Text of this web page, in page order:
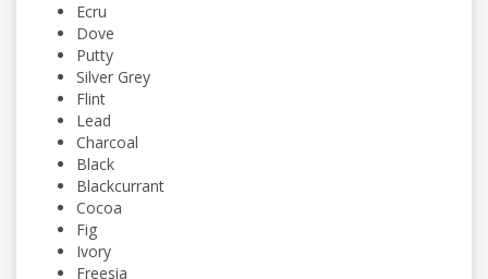
Ecru
Dove
Putty
Silver Grey
Flint
Lead
Charcoal
Black
Blackcurrant
Cocoa
Fig
Ivory
Freesia